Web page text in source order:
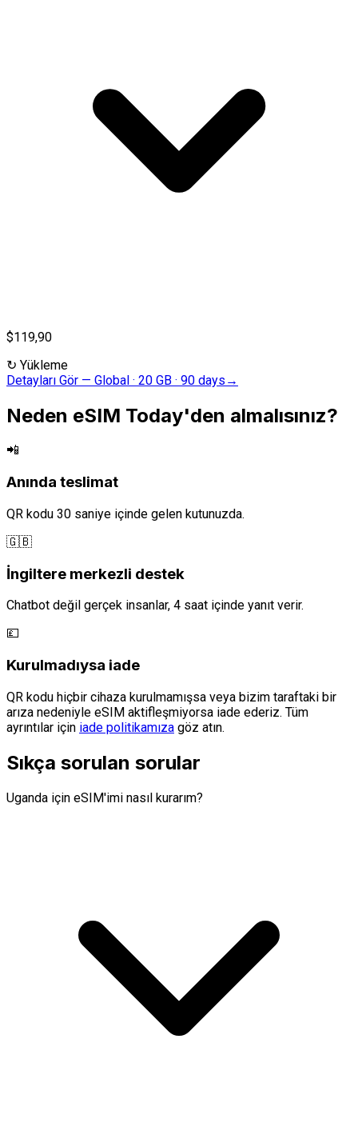
$119,90
↻ Yükleme
Detayları Gör — Global · 20 GB · 90 days →
Neden eSIM Today'den almalısınız?
📲
Anında teslimat
QR kodu 30 saniye içinde gelen kutunuzda.
🇬🇧
İngiltere merkezli destek
Chatbot değil gerçek insanlar, 4 saat içinde yanıt verir.
💷
Kurulmadıysa iade
QR kodu hiçbir cihaza kurulmamışsa veya bizim taraftaki bir
arıza nedeniyle eSIM aktifleşmiyorsa iade ederiz. Tüm
ayrıntılar için iade politikamıza göz atın.
Sıkça sorulan sorular
Uganda için eSIM'imi nasıl kurarım?